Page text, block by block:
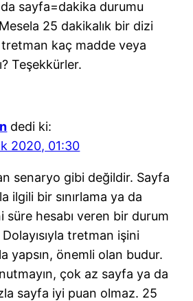
sayfa=dakika durumu
25 dakikalık bir dizi
kaç madde veya
Teşekkürler.
dedi ki:
2020, 01:30
senaryo gibi değildir. Sayfa
ilgili bir sınırlama ya da
süre hesabı veren bir durum
tretman işini
yapsın, önemli olan budur.
çok az sayfa ya da
sayfa iyi puan olmaz. 25